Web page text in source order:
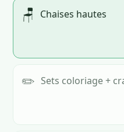
🪑 Chaises hautes
✏️ Sets coloriage +